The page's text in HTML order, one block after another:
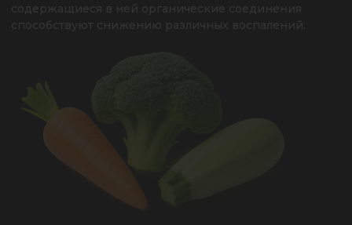
содержащиеся в ней органические соединения
способствуют снижению различных воспалений.